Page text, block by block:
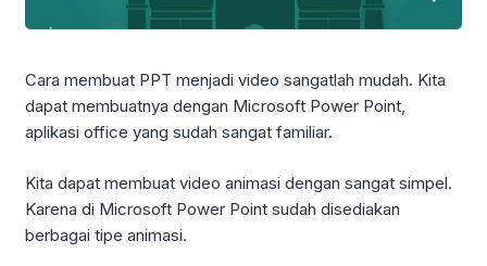
Cara membuat PPT menjadi video sangatlah mudah. Kita
dapat membuatnya dengan Microsoft Power Point,
aplikasi office yang sudah sangat familiar.
Kita dapat membuat video animasi dengan sangat simpel.
Karena di Microsoft Power Point sudah disediakan
berbagai tipe animasi.